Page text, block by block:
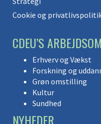
Cookie og
CDEU’S
Erhverv og Vækst
Forskning og
Grøn omstilling
Kultur
Sundhed
NYHEDER